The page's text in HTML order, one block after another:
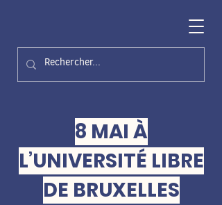
8 MAI À
L’UNIVERSITÉ LIBRE
DE BRUXELLES